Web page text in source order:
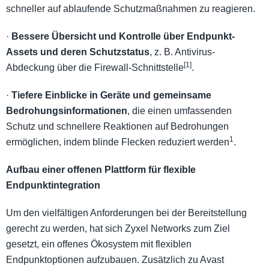
schneller auf ablaufende Schutzmaßnahmen zu reagieren.
· Bessere Übersicht und Kontrolle über Endpunkt-
Assets und deren Schutzstatus, z. B. Antivirus-
Abdeckung über die Firewall-Schnittstelle[1].
· Tiefere Einblicke in Geräte und gemeinsame
Bedrohungsinformationen, die einen umfassenden
Schutz und schnellere Reaktionen auf Bedrohungen
ermöglichen, indem blinde Flecken reduziert werden1.
Aufbau einer offenen Plattform für flexible
Endpunktintegration
Um den vielfältigen Anforderungen bei der Bereitstellung
gerecht zu werden, hat sich Zyxel Networks zum Ziel
gesetzt, ein offenes Ökosystem mit flexiblen
Endpunktoptionen aufzubauen. Zusätzlich zu Avast